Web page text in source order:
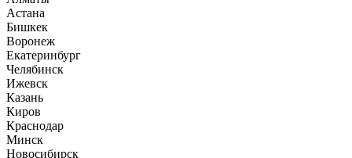
Астана
Бишкек
Воронеж
Екатеринбург
Челябинск
Ижевск
Казань
Киров
Краснодар
Минск
Новосибирск